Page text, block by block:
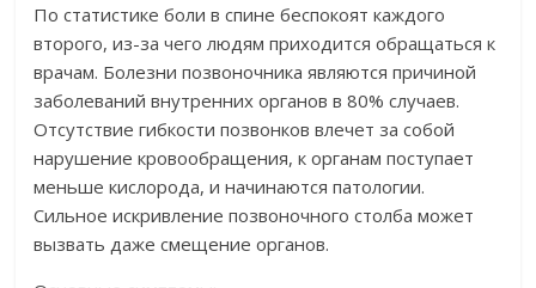
По статистике боли в спине беспокоят каждого
второго, из-за чего людям приходится обращаться к
врачам. Болезни позвоночника являются причиной
заболеваний внутренних органов в 80% случаев.
Отсутствие гибкости позвонков влечет за собой
нарушение кровообращения, к органам поступает
меньше кислорода, и начинаются патологии.
Сильное искривление позвоночного столба может
вызвать даже смещение органов.